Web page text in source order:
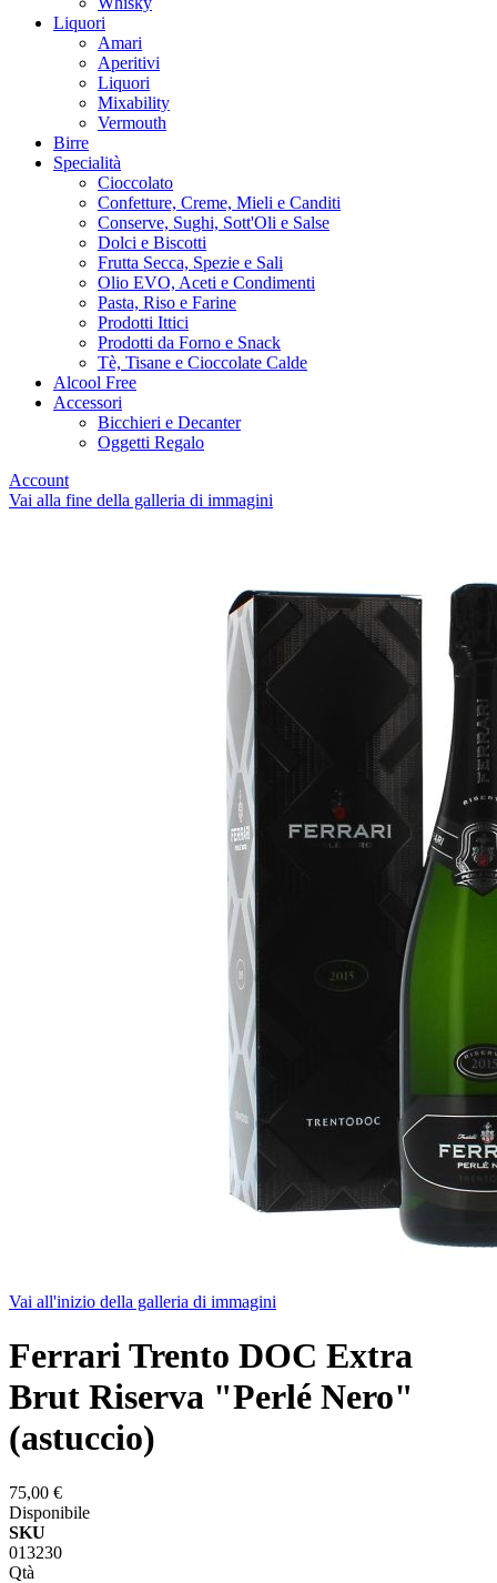
Liquori
Amari
Aperitivi
Liquori
Mixability
Vermouth
Birre
Specialità
Cioccolato
Confetture, Creme, Mieli e Canditi
Conserve, Sughi, Sott'Oli e Salse
Dolci e Biscotti
Frutta Secca, Spezie e Sali
Olio EVO, Aceti e Condimenti
Pasta, Riso e Farine
Prodotti Ittici
Prodotti da Forno e Snack
Tè, Tisane e Cioccolate Calde
Alcool Free
Accessori
Bicchieri e Decanter
Oggetti Regalo
Account
Vai alla fine della galleria di immagini
Vai all'inizio della galleria di immagini
Ferrari Trento DOC Extra
Brut Riserva "Perlé Nero"
(astuccio)
75,00 €
Disponibile
SKU
013230
Qtà